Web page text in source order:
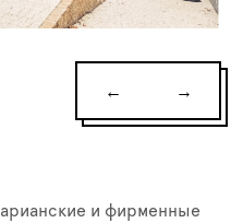
← →
и фирменные